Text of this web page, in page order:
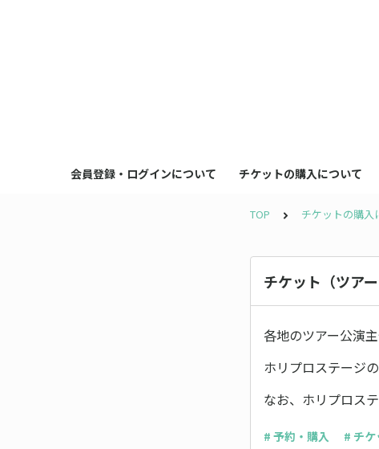
会員登録・ログインについて チケットの購入について
TOP チケットの購入
チケット（ツア
各地のツアー公演
ホリプロステージ
なお、ホリプロス
# 予約・購入 # チケ